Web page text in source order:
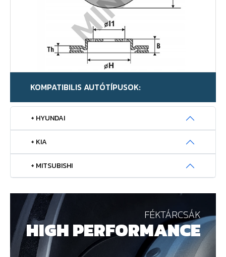
KOMPATIBILIS AUTÓTÍPUSOK:
+ HYUNDAI
+ KIA
+ MITSUBISHI
FÉKTÁRCSÁK
HIGH PERFORMANCE